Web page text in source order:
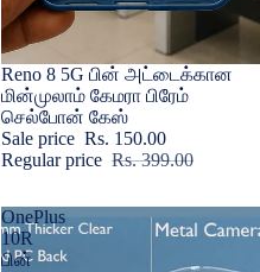
Sold out
Reno 8 5G பின் அட்டைக்கான
மின்முலாம் கேமரா பிரேம்
செல்போன் கேஸ்
Sale price Rs. 150.00
Regular price Rs. 399.00
OnePlus
10R
பின்